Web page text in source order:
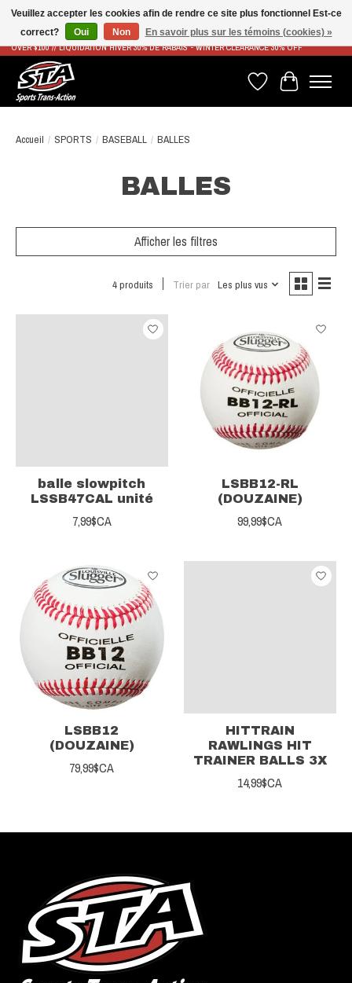
LIVRAISON RAPIDE ET GRATUITE À PARTIR DE 100$ - FAST & FREE SHIPPING ON ORDERS
OVER $100 // LIQUIDATION HIVER 30% DE RABAIS - WINTER CLEARANCE 30% OFF
Liste de souhaits
Panier
Accueil / SPORTS / BASEBALL / BALLES
BALLES
Afficher les filtres
4 produits Trier par Les plus vus
balle slowpitch
LSSB47CAL unité
7,99$CA
LSBB12-RL
(DOUZAINE)
99,99$CA
LSBB12
(DOUZAINE)
79,99$CA
HITTRAIN
RAWLINGS HIT
TRAINER BALLS 3X
14,99$CA
Veuillez accepter les cookies afin de rendre ce site plus fonctionnel Est-ce
correct?
Oui Non En savoir plus sur les témoins (cookies) »